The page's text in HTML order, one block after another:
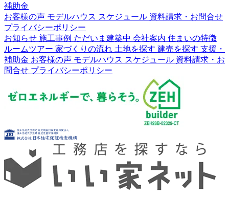
補助金
お客様の声 モデルハウス スケジュール 資料請求・お問合せ
プライバシーポリシー
お知らせ 施工事例 ただいま建築中 会社案内 住まいの特徴
ルームツアー 家づくりの流れ 土地を探す 建売を探す 支援・
補助金 お客様の声 モデルハウス スケジュール 資料請求・お
問合せ プライバシーポリシー